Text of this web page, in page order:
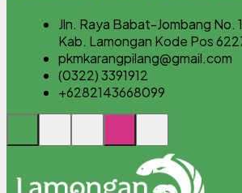
Jln. Raya Babat-Jombang No.
Kab. Lamongan Kode Pos
pkmkarangpilang@gmail.com
(0322) 3391912
+6282143668099